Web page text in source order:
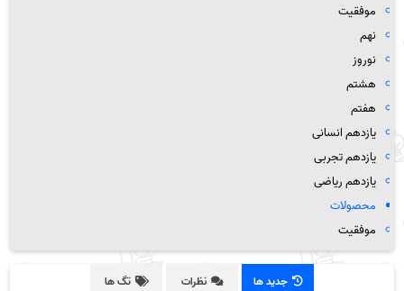
موفقیت
نهم
نوروز
هشتم
هفتم
یازدهم انسانی
یازدهم تجربی
یازدهم ریاضی
محصولات
موفقیت
جدید ها نظرات تگ ها